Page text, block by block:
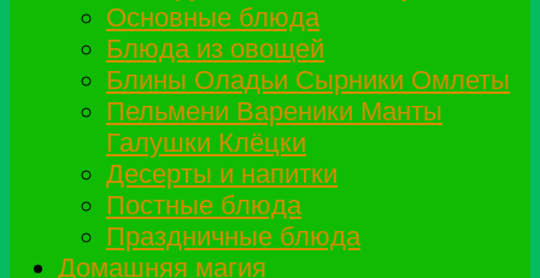
Основные блюда
Блюда из овощей
Блины Оладьи Сырники Омлеты
Пельмени Вареники Манты
Галушки Клёцки
Десерты и напитки
Постные блюда
Праздничные блюда
Домашняя магия